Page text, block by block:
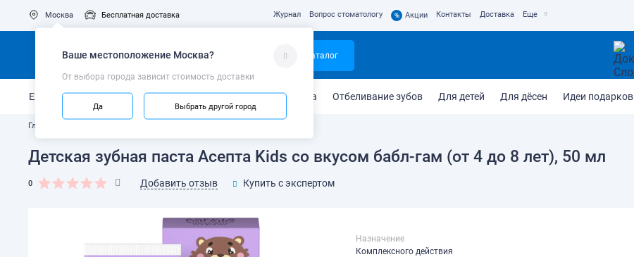
Москва
Ваше местоположение Москва?
От выбора города зависит стоимость доставки
Да Выбрать другой город
Бесплатная доставка Журнал Вопрос стоматологу % Акции Контакты Доставка Еще
Каталог
Ежедневный уход Укрепление эмали Защита от кариеса Отбеливание зубов Для детей Для дёсен Идеи подарков
Главная
Детская зубная паста Асепта Kids со вкусом бабл-гам (от 4 до 8 лет), 50 мл
0 Добавить отзыв Купить с экспертом
Назначение
Комплексного действия